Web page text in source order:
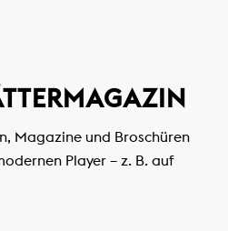
Magazine und Broschüren
Player – z. B. auf